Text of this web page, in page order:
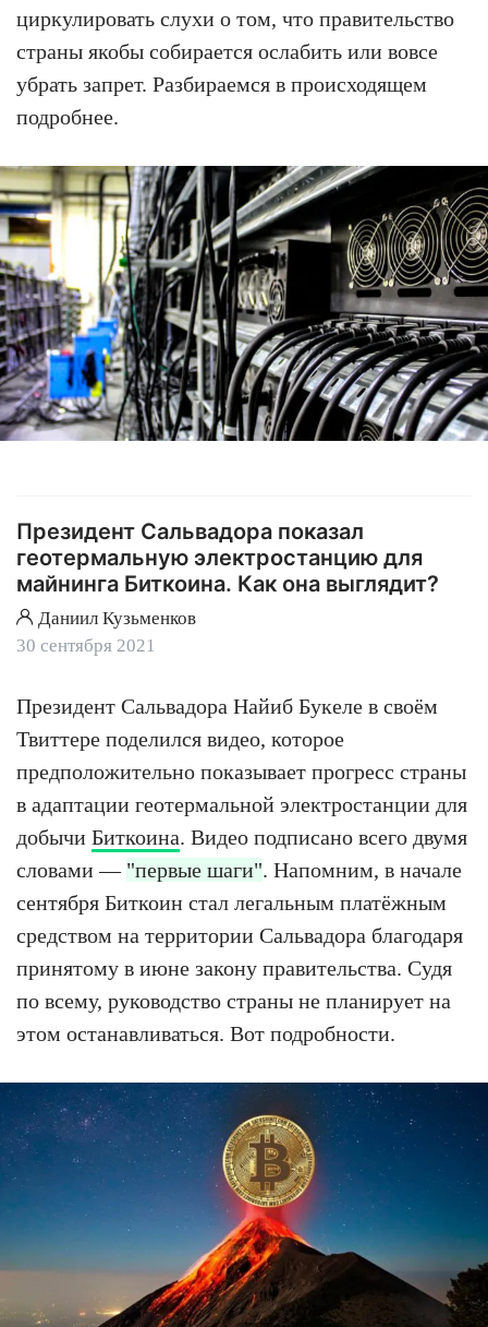
циркулировать слухи о том, что правительство
страны якобы собирается ослабить или вовсе
убрать запрет. Разбираемся в происходящем
подробнее.
Президент Сальвадора показал
геотермальную электростанцию для
майнинга Биткоина. Как она выглядит?
Даниил Кузьменков
30 сентября 2021
Президент Сальвадора Найиб Букеле в своём
Твиттере поделился видео, которое
предположительно показывает прогресс страны
в адаптации геотермальной электростанции для
добычи Биткоина. Видео подписано всего двумя
словами — "первые шаги". Напомним, в начале
сентября Биткоин стал легальным платёжным
средством на территории Сальвадора благодаря
принятому в июне закону правительства. Судя
по всему, руководство страны не планирует на
этом останавливаться. Вот подробности.